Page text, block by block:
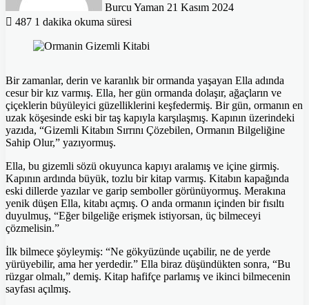
Burcu Yaman 21 Kasım 2024
487 1 dakika okuma süresi
Bir zamanlar, derin ve karanlık bir ormanda yaşayan Ella adında
cesur bir kız varmış. Ella, her gün ormanda dolaşır, ağaçların ve
çiçeklerin büyüleyici güzelliklerini keşfedermiş. Bir gün, ormanın en
uzak köşesinde eski bir taş kapıyla karşılaşmış. Kapının üzerindeki
yazıda, “Gizemli Kitabın Sırrını Çözebilen, Ormanın Bilgeliğine
Sahip Olur,” yazıyormuş.
Ella, bu gizemli sözü okuyunca kapıyı aralamış ve içine girmiş.
Kapının ardında büyük, tozlu bir kitap varmış. Kitabın kapağında
eski dillerde yazılar ve garip semboller görünüyormuş. Merakına
yenik düşen Ella, kitabı açmış. O anda ormanın içinden bir fısıltı
duyulmuş, “Eğer bilgeliğe erişmek istiyorsan, üç bilmeceyi
çözmelisin.”
İlk bilmece şöyleymiş: “Ne gökyüzünde uçabilir, ne de yerde
yürüyebilir, ama her yerdedir.” Ella biraz düşündükten sonra, “Bu
rüzgar olmalı,” demiş. Kitap hafifçe parlamış ve ikinci bilmecenin
sayfası açılmış.